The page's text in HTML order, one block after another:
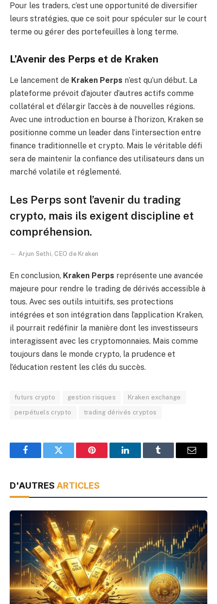
Pour les traders, c’est une opportunité de diversifier
leurs stratégies, que ce soit pour spéculer sur le court
terme ou gérer des portefeuilles à long terme.
L’Avenir des Perps et de Kraken
Le lancement de Kraken Perps n’est qu’un début. La
plateforme prévoit d’ajouter d’autres actifs comme
collatéral et d’élargir l’accès à de nouvelles régions.
Avec une introduction en bourse à l’horizon, Kraken se
positionne comme un leader dans l’intersection entre
finance traditionnelle et crypto. Mais le véritable défi
sera de maintenir la confiance des utilisateurs dans un
marché volatile et réglementé.
Les Perps sont l’avenir du trading
crypto, mais ils exigent discipline et
compréhension.
Arjun Sethi, CEO de Kraken
En conclusion, Kraken Perps représente une avancée
majeure pour rendre le trading de dérivés accessible à
tous. Avec ses outils intuitifs, ses protections
intégrées et son intégration dans l’application Kraken,
il pourrait redéfinir la manière dont les investisseurs
interagissent avec les cryptomonnaies. Mais comme
toujours dans le monde crypto, la prudence et
l’éducation restent les clés du succès.
futurs crypto gestion risques Kraken exchange
perpétuels crypto trading dérivés cryptos
FacebookTwitter Pinterest LinkedInTumblr Email
D'AUTRES ARTICLES